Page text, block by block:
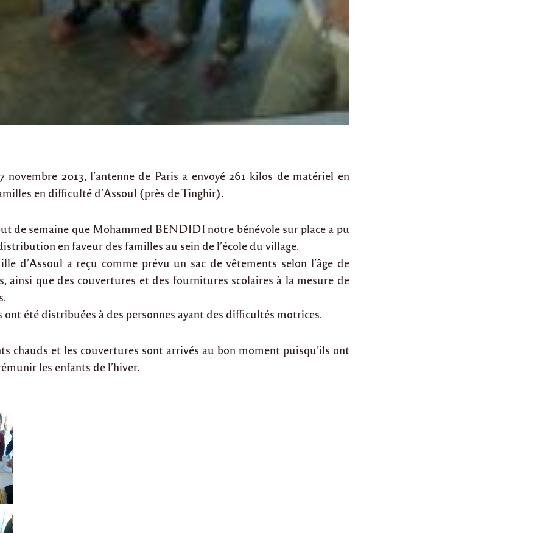
novembre 2013, l’antenne de Paris a envoyé 261 kilos de matériel en
en difficulté d’Assoul (près de Tinghir).
de semaine que Mohammed BENDIDI notre bénévole sur place a pu
en faveur des familles au sein de l’école du village.
d’Assoul a reçu comme prévu un sac de vêtements selon l’âge de
ainsi que des couvertures et des fournitures scolaires à la mesure de
ont été distribuées à des personnes ayant des difficultés motrices.
chauds et les couvertures sont arrivés au bon moment puisqu’ils ont
les enfants de l’hiver.